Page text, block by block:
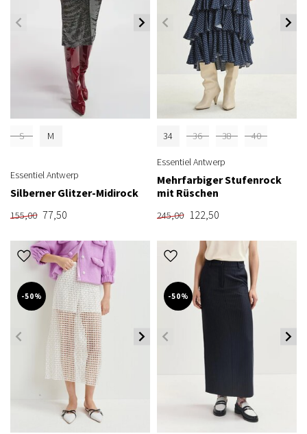
S M
Essentiel Antwerp
Silberner Glitzer-Midirock
155,00 77,50
34 36 38 40
Essentiel Antwerp
Mehrfarbiger Stufenrock
mit Rüschen
245,00 122,50
-50% -50%